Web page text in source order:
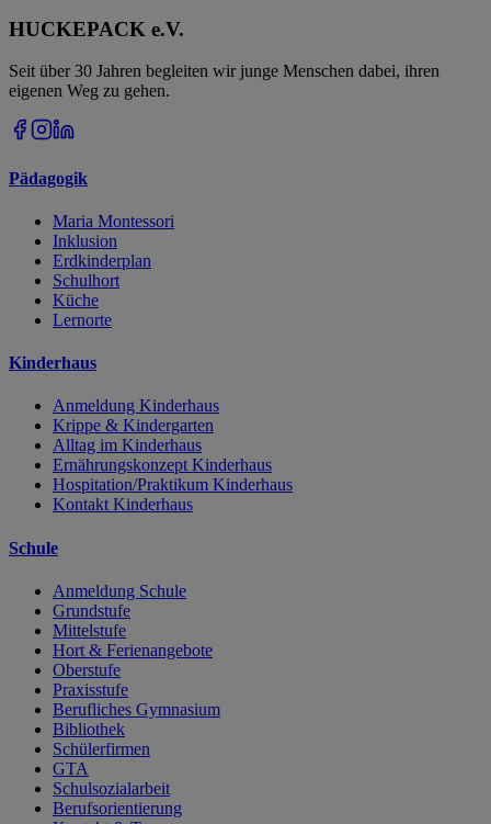
HUCKEPACK e.V.
Seit über 30 Jahren begleiten wir junge Menschen dabei, ihren
eigenen Weg zu gehen.
Pädagogik
Maria Montessori
Inklusion
Erdkinderplan
Schulhort
Küche
Lernorte
Kinderhaus
Anmeldung Kinderhaus
Krippe & Kindergarten
Alltag im Kinderhaus
Ernährungskonzept Kinderhaus
Hospitation/Praktikum Kinderhaus
Kontakt Kinderhaus
Schule
Anmeldung Schule
Grundstufe
Mittelstufe
Hort & Ferienangebote
Oberstufe
Praxisstufe
Berufliches Gymnasium
Bibliothek
Schülerfirmen
GTA
Schulsozialarbeit
Berufsorientierung